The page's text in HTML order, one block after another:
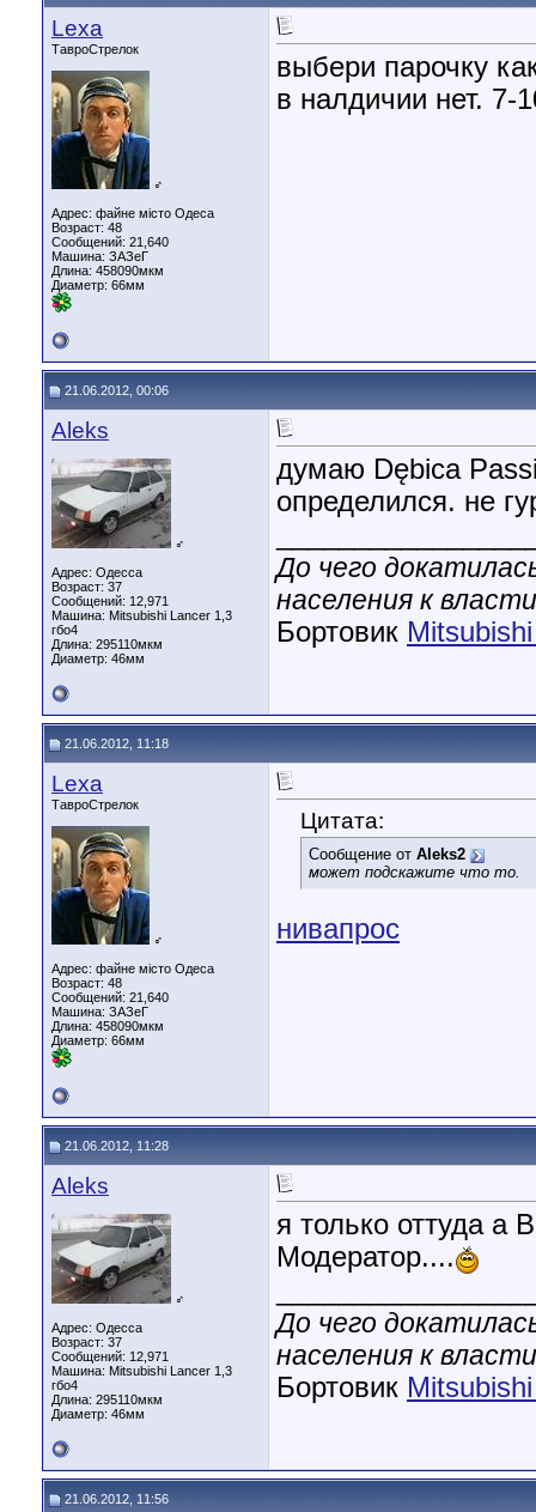
Lexa
ТавроСтрелок
♂
Адрес: файне місто Одеса
Возраст: 48
Сообщений: 21,640
Машина: ЗАЗеГ
Длина: 458090мкм
Диаметр: 66мм
выбери парочку
в налдичии нет. 7-
21.06.2012, 00:06
Aleks
♂
Адрес: Одесса
Возраст: 37
Сообщений: 12,971
Машина: Mitsubishi Lancer 1,3
гбо4
Длина: 295110мкм
Диаметр: 46мм
думаю Dębica
определился. не
До чего
населения к
Бортовик
21.06.2012, 11:18
Lexa
ТавроСтрелок
♂
Адрес: файне місто Одеса
Возраст: 48
Сообщений: 21,640
Машина: ЗАЗеГ
Длина: 458090мкм
Диаметр: 66мм
Цитата:
Сообщение от Aleks2
может подскажите что то.
нивапрос
21.06.2012, 11:28
Aleks
♂
Адрес: Одесса
Возраст: 37
Сообщений: 12,971
Машина: Mitsubishi Lancer 1,3
гбо4
Длина: 295110мкм
Диаметр: 46мм
я только оттуда а
Модератор....
До чего
населения к
Бортовик
21.06.2012, 11:56